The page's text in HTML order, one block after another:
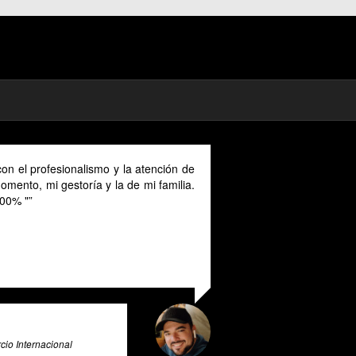
el profesionalismo y la atención de
mi gestoría y la de mi familia.
"
Internacional